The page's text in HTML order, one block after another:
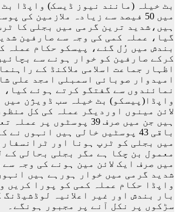
بٹ خیلہ (مانند نیوز ڈیسک) واپڈا
میں 50 فیصد سے زیادہ ملازمین کی
ہیں،شدید ترین گرمی میں بجلی کا
گیا، عملہ کمی کی وجہ سے صارفین
بندش میں رُل گئے، پیسکو حکام عملہ
کرکے صارفین کو خوار ہونے سے
اظہار جماعت اسلامی ملاکنڈ کے
امیدوار صوبائی اسمبلی امجد علی
نمائندوں سے گفتگو کرتے ہوئے کیا،
واپڈا(پیسکو) بٹ خیلہ سب ڈویژن میں
ہیں جن میں صرف 39 پوسٹوں
باقی 43 پوسٹیں خالی ہیں انہوں
میں بجلی کو ٹرپ ہونا اور
معمول بن چکا ہے مگر بجلی بحالی کے
میں صرف ایک لائن مین ہونے کی وجہ
شدید گرمی میں خوار ہورہے ہیں
واپڈا حکام عملہ کمی کو پورا کریں
بار بندش اور غیر اعلانیہ لوڈشیڈنگ
سڑکوں پر نکل آنے پر مجبور ہونگے۔